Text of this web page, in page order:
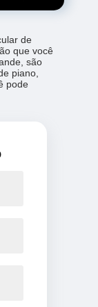
de
que você
são
piano,
pode